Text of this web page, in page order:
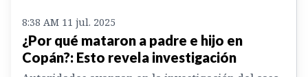
8:38 AM 11 jul. 2025
¿Por qué mataron a padre e hijo en
Copán?: Esto revela investigación